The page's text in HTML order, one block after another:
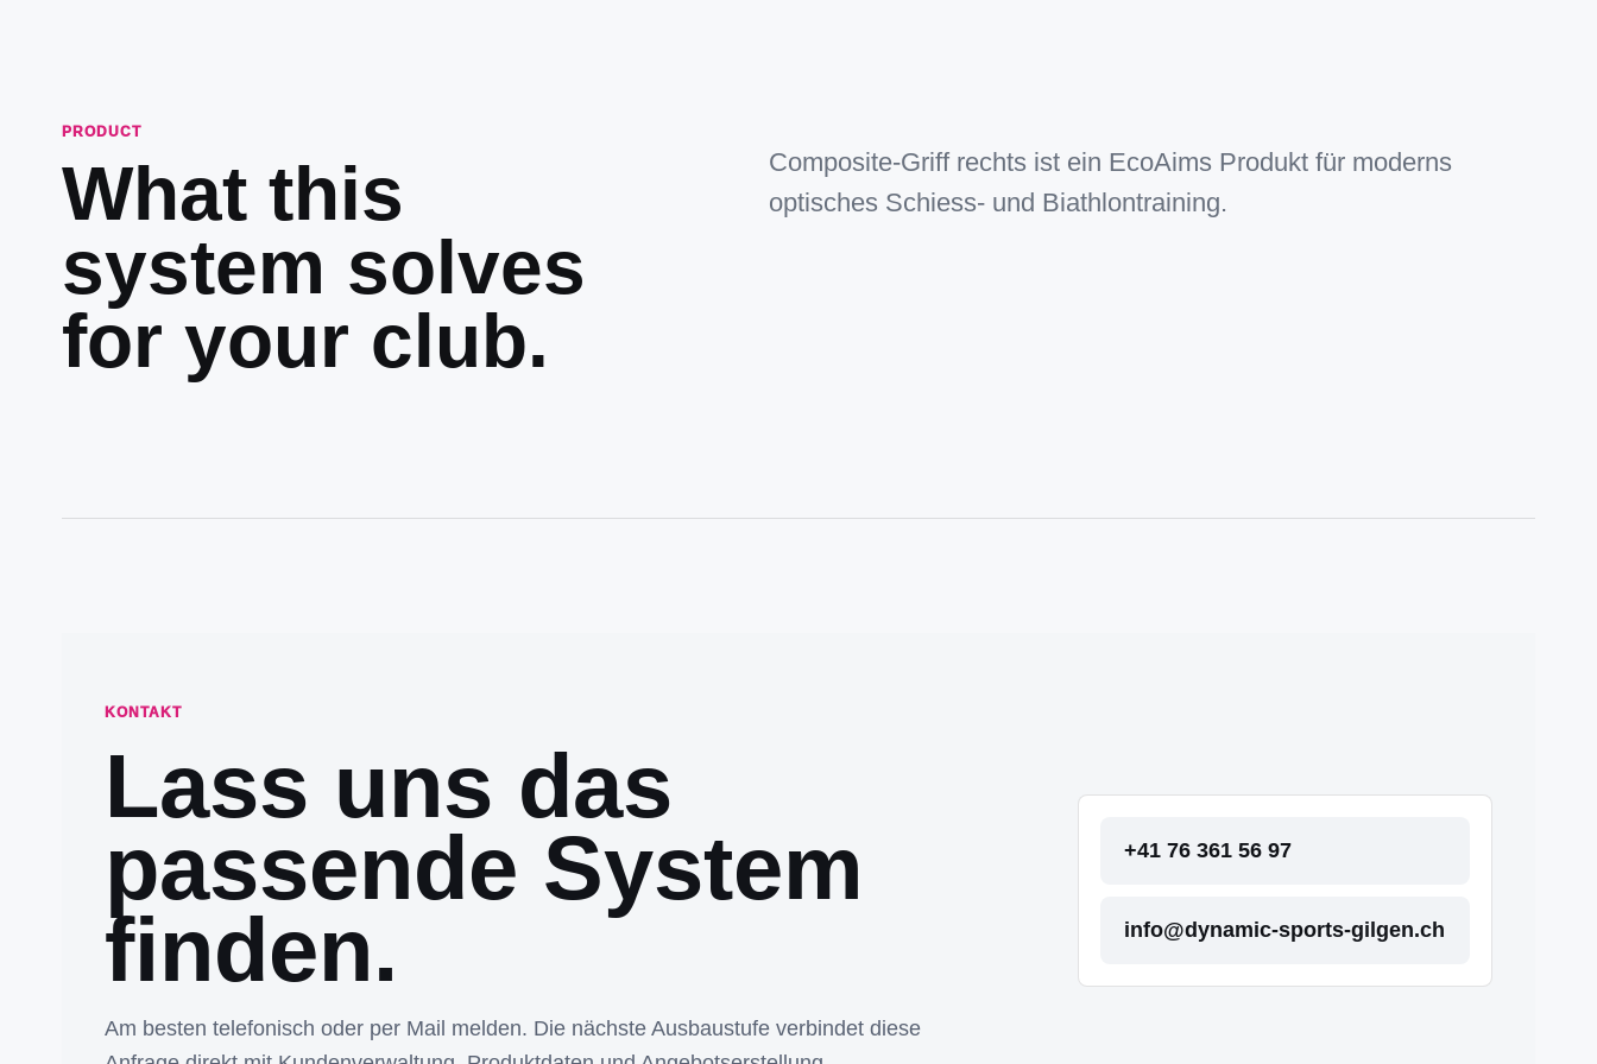
PRODUCT
What this
system solves
for your club.
Composite-Griff rechts ist ein EcoAims Produkt für moderns
optisches Schiess- und Biathlontraining.
KONTAKT
Lass uns das
passende System
finden.
Am besten telefonisch oder per Mail melden. Die nächste Ausbaustufe verbindet diese
+41 76 361 56 97
info@dynamic-sports-gilgen.ch